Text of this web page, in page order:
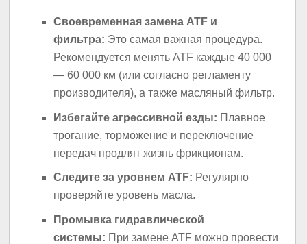
Своевременная замена ATF и
фильтра: Это самая важная процедура.
Рекомендуется менять ATF каждые 40 000
— 60 000 км (или согласно регламенту
производителя), а также масляный фильтр.
Избегайте агрессивной езды: Плавное
трогание, торможение и переключение
передач продлят жизнь фрикционам.
Следите за уровнем ATF: Регулярно
проверяйте уровень масла.
Промывка гидравлической
системы: При замене ATF можно провести